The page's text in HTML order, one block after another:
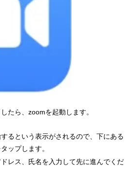
たら、zoomを起動します。
るという表示がされるので、下にある
ップします。
レス、氏名を入力して先に進んでくだ